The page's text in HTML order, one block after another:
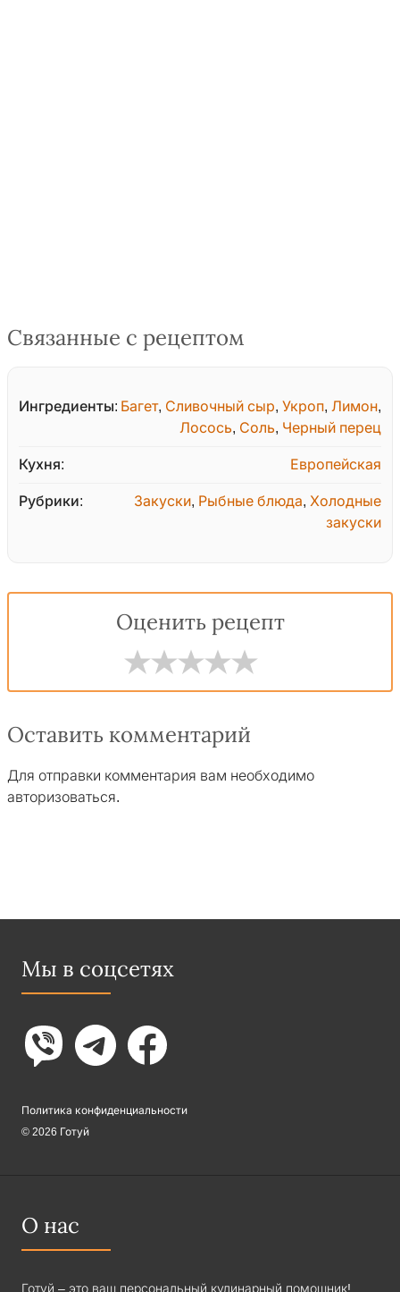
Связанные с рецептом
Ингредиенты: Багет, Сливочный сыр, Укроп, Лимон,
Лосось, Соль, Черный перец
Кухня: Европейская
Рубрики: Закуски, Рыбные блюда, Холодные
закуски
Оценить рецепт
Оставить комментарий
Для отправки комментария вам необходимо
авторизоваться.
Мы в соцсетях
Политика конфиденциальности
© 2026 Готуй
О нас
Готуй – это ваш персональный кулинарный помощник!